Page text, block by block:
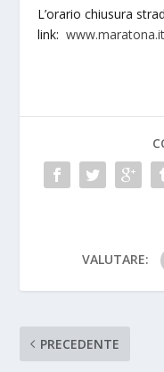
L’orario chiusura
link:
VALUTARE:
PRECEDENTE